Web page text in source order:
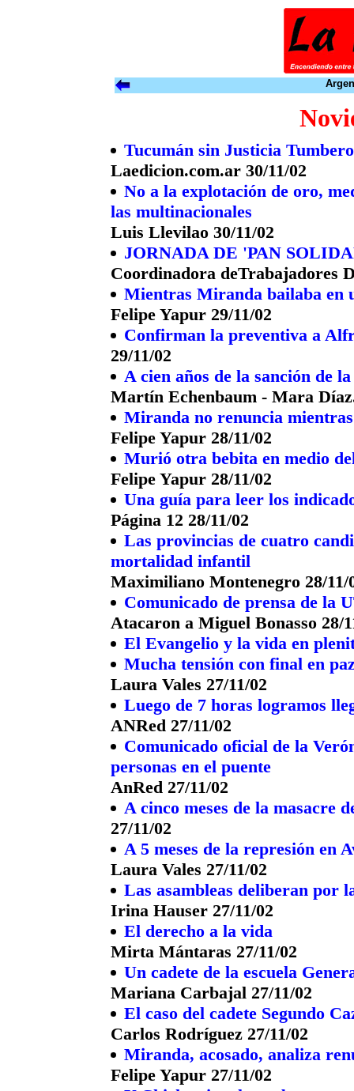
Tucumán sin Justicia
Laedicion.com.ar 30/11/02
No a la explotación de oro,
las multinacionales
Luis Llevilao 30/11/02
JORNADA DE 'PAN
Coordinadora deTrabajadores
Mientras Miranda bailaba en
Felipe Yapur 29/11/02
Confirman la preventiva a
29/11/02
A cien años de la sanción de
Martín Echenbaum - Mara
Miranda no renuncia
Felipe Yapur 28/11/02
Murió otra bebita en medio
Felipe Yapur 28/11/02
Una guía para leer los
Página 12 28/11/02
Las provincias de cuatro
mortalidad infantil
Maximiliano Montenegro 28/11/
Comunicado de prensa de la
Atacaron a Miguel Bonasso 28/
El Evangelio y la vida en
Mucha tensión con final en
Laura Vales 27/11/02
Luego de 7 horas logramos
ANRed 27/11/02
Comunicado oficial de la
personas en el puente
AnRed 27/11/02
A cinco meses de la masacre
27/11/02
A 5 meses de la represión en
Laura Vales 27/11/02
Las asambleas deliberan por
Irina Hauser 27/11/02
El derecho a la vida
Mirta Mántaras 27/11/02
Un cadete de la escuela
Mariana Carbajal 27/11/02
El caso del cadete Segundo
Carlos Rodríguez 27/11/02
Miranda, acosado, analiza
Felipe Yapur 27/11/02